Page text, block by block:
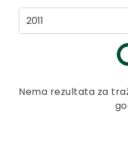
Nema rezultata za